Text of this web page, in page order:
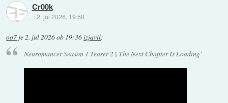
Cr00k
::2. jul 2026, 19:58
oo7 je 2. jul 2026 ob 19:36izjavil:
Neuromancer Season 1 Teaser 2 | The Next Chapter Is Loading'